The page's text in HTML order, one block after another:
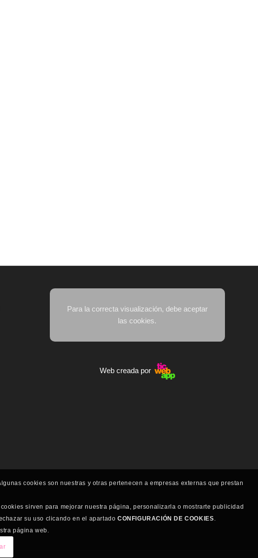
Para la correcta visualización, debe aceptar
las cookies.
Web creada por
cookies son nuestras y otras pertenecen a empresas externas que prestan
sirven para mejorar nuestra página, personalizarla o mostrarte publicidad
su uso clicando en el apartadoCONFIGURACIÓN DE COOKIES.
página web.